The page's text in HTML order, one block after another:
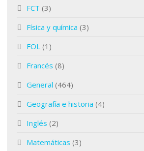
FCT (3)
Física y química (3)
FOL (1)
Francés (8)
General (464)
Geografía e historia (4)
Inglés (2)
Matemáticas (3)